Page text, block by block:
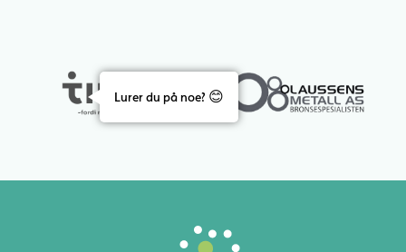
Lurer du på noe? 😊